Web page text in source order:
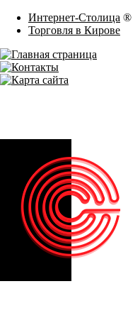
Интернет-Столица ®
Торговля в Кирове